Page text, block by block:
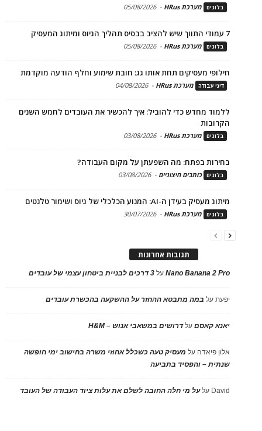
בלוגים מערכת HRus -
05/08/2026
7 עמודי התווך שיש להציב בבסיס תהליך הגיוס ומיתוג המעסיק
בלוגים מערכת HRus -
05/08/2026
חילופי מעסיקים תחת אותו גג: חובת שימוע וחלף הודעה מוקדמת
דיני עבודה מערכת HRus -
04/08/2026
ללמוד מחדש כדי להוביל: איך להכשיר את העובדים לחמש השנים
הקרובות
בלוגים מערכת HRus -
03/08/2026
בחירות בפתח: מה השפעתן על מקום העבודה?
בלוגים כותבים חיצוניים -
03/08/2026
מיתוג מעסיק בעידן ה-AI: המנוע הכלכלי של גיוס ושימור טלנטים
בלוגים מערכת HRus -
30/07/2026
תגובות אחרונות
Nano Banana 2 Proעל 3 דרכים לבניית ביטחון עצמי של עובדים
יפעתעל במה מתבטא ההחזר על ההשקעה בהכשרת עובדים
יאנא קאסםעלדרושים במשאבי אנוש – H&M
אלון פיאדה על מעסיק טעה כשכלל אחוזי משרה בחישוב ימי חופשה
שנתית – והפסיד בתביעה
David עלעל מי חלה החובה לשלם את עלות ציוד העבודה של העובד